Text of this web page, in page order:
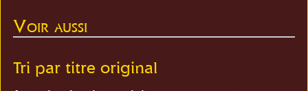
Voir aussi
Tri par titre original